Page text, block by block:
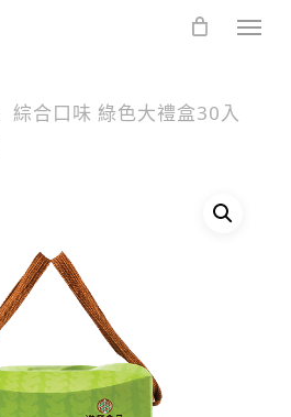
綜合口味 綠色大禮盒30入